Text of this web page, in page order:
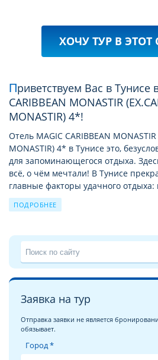
ХОЧУ ТУР В ЭТОТ
Приветствуем Вас в Тунисе в отеле MAGIC
CARIBBEAN MONASTIR
MONASTIR) 4*!
Отель MAGIC CARIBBEAN MONASTIR
MONASTIR) 4* в Тунисе это,
для запоминающегося отдыха.
всё, о чём мечтали! В Тунисе
главные факторы удачного
нежным белым песком, лазурное
инфраструктура для отдыха и
деревушкам, жилищам берберов в
барханам пустыни, дайвинг в
Выбирая отель Magic Caribbean
вы сможете наслаждаться шумом
дуновения ветра, наполненного
до пляжа, ведь до него рукой
Отель MAGIC CARIBBEAN MONASTIR
ПОДРОБНЕЕ
Заявка на тур
Отправка заявки не является
обязывает.
Город *